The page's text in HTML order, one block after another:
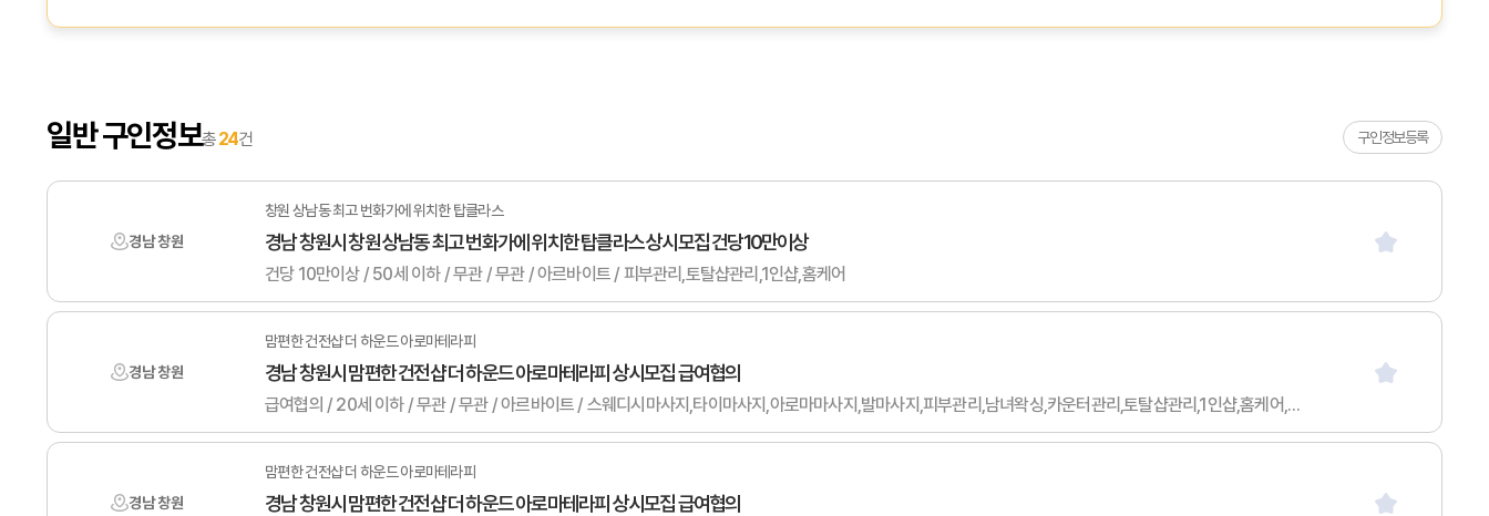
일반 구인정보총24건 구인정보등록
경남 창원
창원 상남동 최고 번화가에 위치한 탑클라스
경남 창원시 창원 상남동 최고 번화가에 위치한 탑클라스 상시모집 건당10만이상
건당 10만이상 / 50세 이하 / 무관 / 무관 / 아르바이트 / 피부관리,토탈샵관리,1인샵,홈케어
경남 창원
맘편한 건전샵 더 하운드 아로마테라피
경남 창원시 맘편한 건전샵 더 하운드 아로마테라피 상시모집 급여협의
급여협의 / 20세 이하 / 무관 / 무관 / 아르바이트 / 스웨디시마사지,타이마사지,아로마마사지,발마사지,피부관리,남녀왁싱,카운터관리,토탈샵관리,1인샵,홈케어,림프
경남 창원
맘편한 건전샵 더 하운드 아로마테라피
경남 창원시 맘편한 건전샵 더 하운드 아로마테라피 상시모집 급여협의